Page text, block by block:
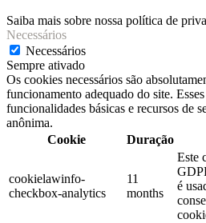
Saiba mais sobre nossa política de
Necessários
Necessários
Sempre ativado
Os cookies necessários são
funcionamento adequado do site.
funcionalidades básicas e recursos de
anônima.
Cookie
Duração
cookielawinfo-
checkbox-analytics
11
months
Este
é